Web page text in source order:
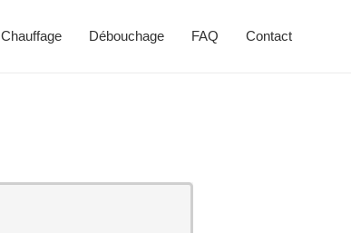
Chauffage Débouchage FAQ Contact